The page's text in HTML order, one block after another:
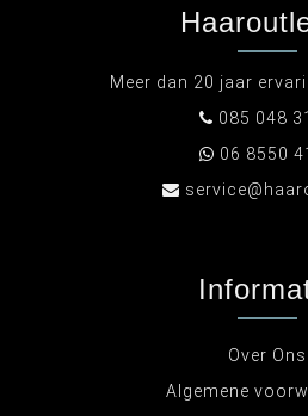
Meer dan 20 jaar
085 048
06 8550
Over Ons
Algemene